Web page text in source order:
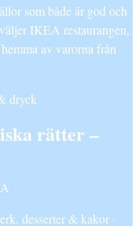
som både är god och
IKEA restaurangen,
av varorna från
dryck
rätter –
desserter & kakor ·